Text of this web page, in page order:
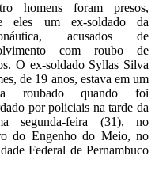
homens foram presos,
eles um ex-soldado da
acusados de
com roubo de
O ex-soldado Syllas Silva
de 19 anos, estava em um
roubado quando foi
por policiais na tarde da
segunda-feira (31), no
do Engenho do Meio, no
Federal de Pernambuco